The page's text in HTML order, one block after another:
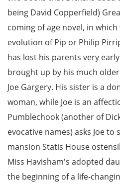
being David Copperfield)
coming of age novel, in
evolution of Pip or Philip
has lost his parents very
brought up by his much
Joe Gargery. His sister is a
woman, while Joe is an
Pumblechook (another of
evocative names) asks Joe
mansion Statis House
Miss Havisham's adopted
the beginning of a life-